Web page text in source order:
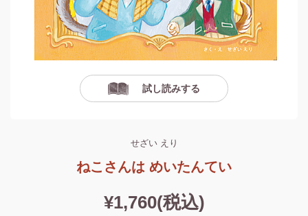
試し読みする
せざい えり
ねこさんは めいたんてい
¥1,760(税込)